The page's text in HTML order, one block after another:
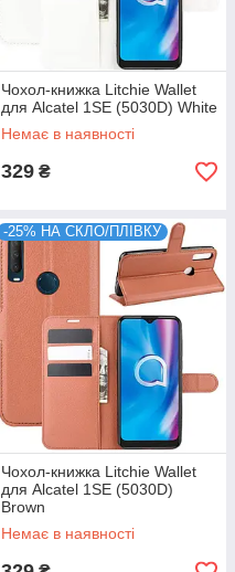
Чохол-книжка Litchie Wallet
для Alcatel 1SE (5030D) White
Немає в наявності
329 ₴
-25% НА СКЛО/ПЛІВКУ
Чохол-книжка Litchie Wallet
для Alcatel 1SE (5030D)
Brown
Немає в наявності